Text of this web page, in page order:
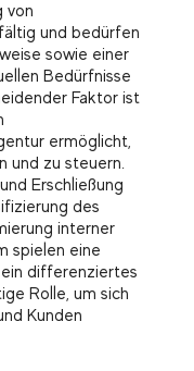
von
und bedürfen
sowie einer
Bedürfnisse
Faktor ist
ermöglicht,
und zu steuern.
Erschließung
des
interner
spielen eine
differenziertes
Rolle, um sich
Kunden